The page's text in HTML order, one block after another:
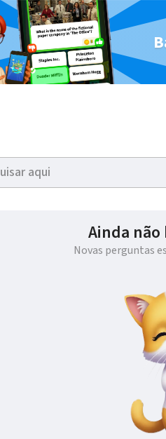
Ainda
Novas perguntas